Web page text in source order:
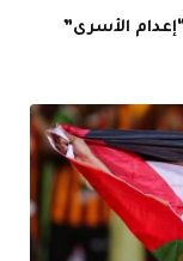
الأسرى”